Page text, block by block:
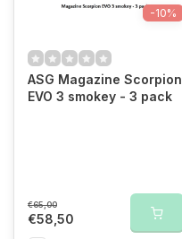
-10%
ASG Magazine Scorpion
EVO 3 smokey - 3 pack
€65,00
€58,50